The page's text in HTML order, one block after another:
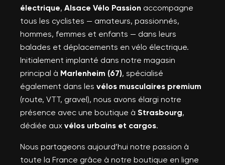
électrique, Alsace Vélo Passion accompagne
tous les cyclistes — amateurs, passionnés,
hommes, femmes et enfants — dans leurs
balades et déplacements en vélo électrique.
Initialement implanté dans notre magasin
principal à Marlenheim (67), spécialisé
également dans les vélos musculaires premium
(route, VTT, gravel), nous avons élargi notre
présence avec une boutique à Strasbourg,
dédiée aux vélos urbains et cargos.
Nous partageons aujourd’hui notre passion à
toute la France grâce à notre boutique en ligne